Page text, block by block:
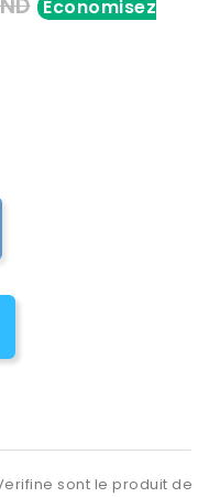
Économisez
sont le produit de